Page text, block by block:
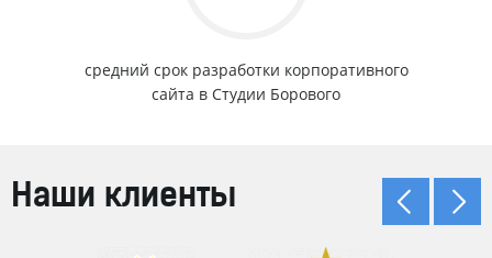
средний срок разработки корпоративного
сайта в Студии Борового
Наши клиенты